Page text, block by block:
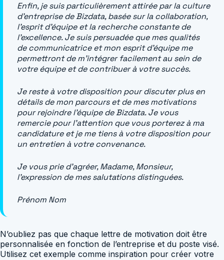
Enfin, je suis particulièrement attirée par la culture
d’entreprise de Bizdata, basée sur la collaboration,
l’esprit d’équipe et la recherche constante de
l’excellence. Je suis persuadée que mes qualités
de communicatrice et mon esprit d’équipe me
permettront de m’intégrer facilement au sein de
votre équipe et de contribuer à votre succès.
Je reste à votre disposition pour discuter plus en
détails de mon parcours et de mes motivations
pour rejoindre l’équipe de Bizdata. Je vous
remercie pour l’attention que vous porterez à ma
candidature et je me tiens à votre disposition pour
un entretien à votre convenance.
Je vous prie d’agréer, Madame, Monsieur,
l’expression de mes salutations distinguées.
Prénom Nom
N’oubliez pas que chaque lettre de motivation doit être
personnalisée en fonction de l’entreprise et du poste visé.
Utilisez cet exemple comme inspiration pour créer votre